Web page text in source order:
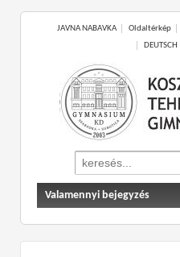
JAVNA NABAVKA Oldaltérkép
DEUTSCH
Search
for:
Valamennyi bejegyzés